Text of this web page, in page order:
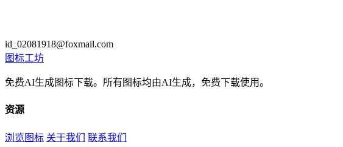
id_02081918@foxmail.com
图标工坊
免费AI生成图标下载。所有图标均由AI生成，免费下载使用。
资源
浏览图标 关于我们 联系我们